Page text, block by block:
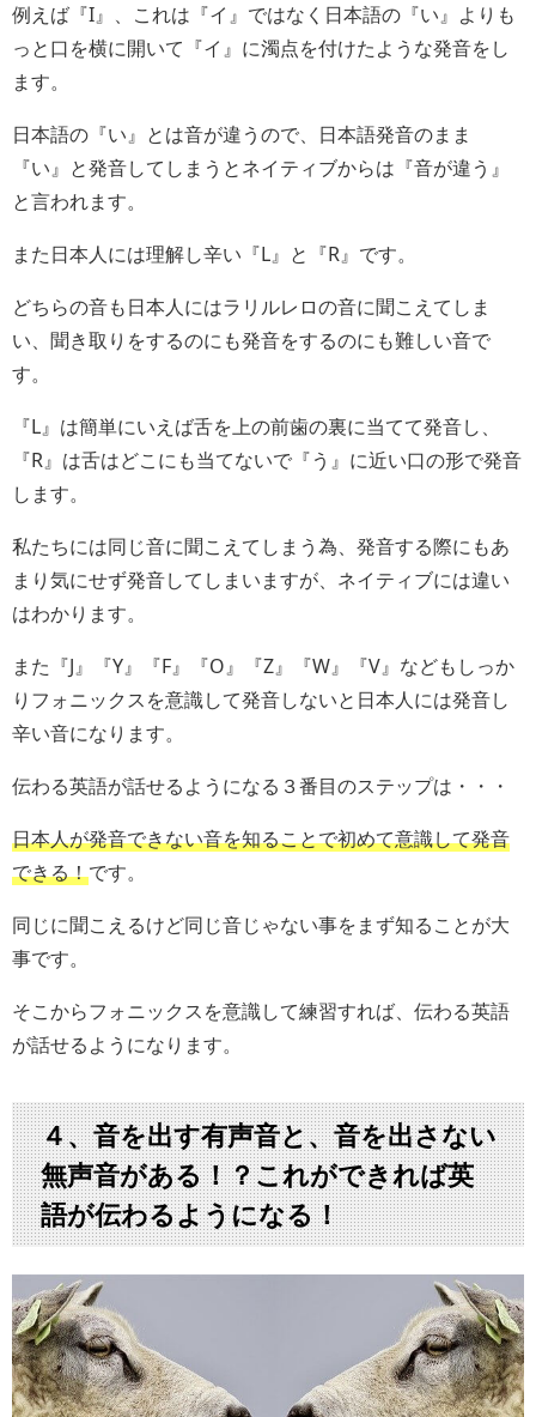
例えば『I』、これは『イ』ではなく日本語の『い』よりも
っと口を横に開いて『イ』に濁点を付けたような発音をし
ます。
日本語の『い』とは音が違うので、日本語発音のまま
『い』と発音してしまうとネイティブからは『音が違う』
と言われます。
また日本人には理解し辛い『L』と『R』です。
どちらの音も日本人にはラリルレロの音に聞こえてしま
い、聞き取りをするのにも発音をするのにも難しい音で
す。
『L』は簡単にいえば舌を上の前歯の裏に当てて発音し、
『R』は舌はどこにも当てないで『う』に近い口の形で発音
します。
私たちには同じ音に聞こえてしまう為、発音する際にもあ
まり気にせず発音してしまいますが、ネイティブには違い
はわかります。
また『J』『Y』『F』『O』『Z』『W』『V』などもしっか
りフォニックスを意識して発音しないと日本人には発音し
辛い音になります。
伝わる英語が話せるようになる３番目のステップは・・・
日本人が発音できない音を知ることで初めて意識して発音
できる！です。
同じに聞こえるけど同じ音じゃない事をまず知ることが大
事です。
そこからフォニックスを意識して練習すれば、伝わる英語
が話せるようになります。
４、音を出す有声音と、音を出さない
無声音がある！？これができれば英
語が伝わるようになる！